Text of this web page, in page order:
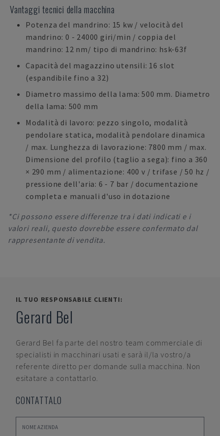
Vantaggi tecnici della macchina
Potenza del mandrino: 15 kw / velocità del
mandrino: 0 - 24000 giri/min / coppia del
mandrino: 12 nm/ tipo di mandrino: hsk-63f
Capacità del magazzino utensili: 16 slot
(espandibile fino a 32)
Diametro massimo della lama: 500 mm. Diametro
della lama: 500 mm
Modalità di lavoro: pezzo singolo, modalità
pendolare statica, modalità pendolare dinamica
/ max. Lunghezza di lavorazione: 7800 mm / max.
Dimensione del profilo (taglio a sega): fino a 360
× 290 mm / alimentazione: 400 v / trifase / 50 hz /
pressione dell'aria: 6 - 7 bar / documentazione
completa e manuali d'uso in dotazione
*Ci possono essere differenze tra i dati indicati e i
valori reali, questo dovrebbe essere confermato dal
rappresentante di vendita.
IL TUO RESPONSABILE CLIENTI:
Gerard Bel
Gerard Bel fa parte del nostro team commerciale di
specialisti in macchinari usati e sarà il/la vostro/a
referente diretto per domande sulla macchina. Non
esitatare a contattarlo.
CONTATTALO